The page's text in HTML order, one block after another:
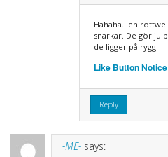
Hahaha…en
snarkar. De gör ju
de ligger på rygg.
Like Button Notice
Reply
-ME- says: